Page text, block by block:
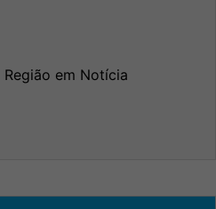
Região em Notícia